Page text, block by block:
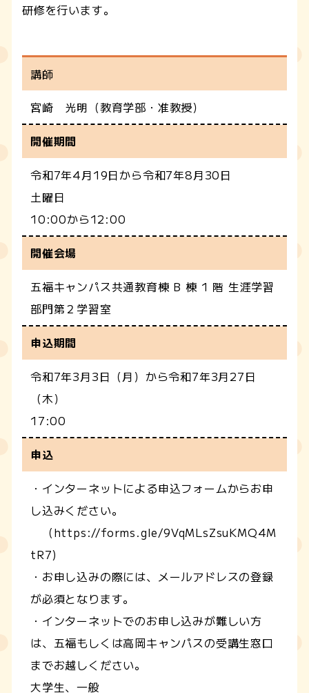
研修を行います。
講師
宮崎 光明（教育学部・准教授）
開催期間
令和7年4月19日から令和7年8月30日
土曜日
10:00から12:00
開催会場
五福キャンパス共通教育棟 B 棟 1 階 生涯学習
部門第２学習室
申込期間
令和7年3月3日（月）から令和7年3月27日
（木）
17:00
申込
・インターネットによる申込フォームからお申
し込みください。
（https://forms.gle/9VqMLsZsuKMQ4M
tR7)
・お申し込みの際には、メールアドレスの登録
が必須となります。
・インターネットでのお申し込みが難しい方
は、五福もしくは高岡キャンパスの受講生窓口
までお越しください。
大学生、一般